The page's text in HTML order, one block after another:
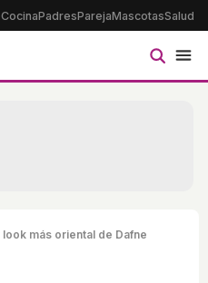
CocinaPadresParejaMascotasSalud
look más oriental de Dafne